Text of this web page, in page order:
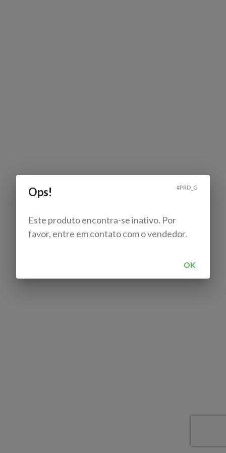
Ops! #PRD_G
Este produto encontra-se inativo. Por
favor, entre em contato com o vendedor.
OK